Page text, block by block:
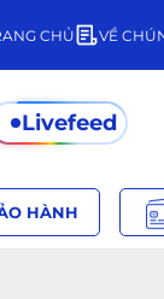
CHỦ VỀ
Livefeed
HÀNH